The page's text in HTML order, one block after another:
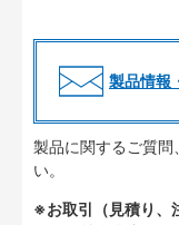
製品情報
製品に関するご質問
い。
※お取引（見積り、